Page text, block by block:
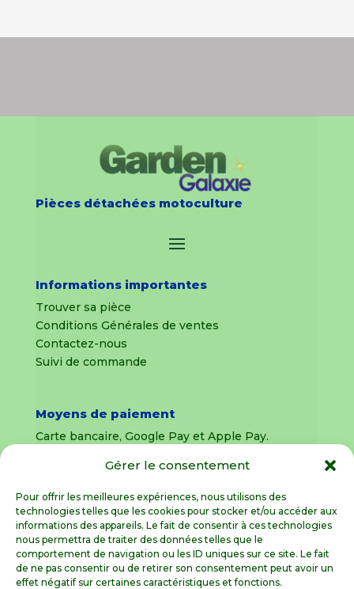
Gérer le consentement
Pour offrir les meilleures expériences, nous utilisons des
technologies telles que les cookies pour stocker et/ou accéder aux
informations des appareils. Le fait de consentir à ces technologies
nous permettra de traiter des données telles que le
comportement de navigation ou les ID uniques sur ce site. Le fait
de ne pas consentir ou de retirer son consentement peut avoir un
effet négatif sur certaines caractéristiques et fonctions.
Pièces détachées motoculture
Informations importantes
Trouver sa pièce
Conditions Générales de ventes
Contactez-nous
Suivi de commande
Moyens de paiement
Carte bancaire, Google Pay et Apple Pay.
uniquement
Livraison sous 8 jours pour les pièces
détachées
Livraisons sous 15 jours pour les outillages de
jardin (sous réserve de stock disponible)